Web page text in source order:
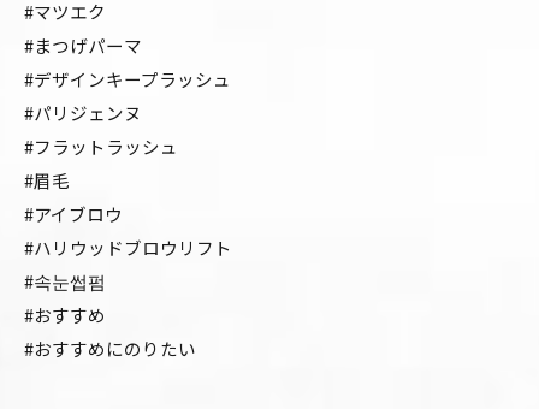
#マツエク
#まつげパーマ
#デザインキープラッシュ
#パリジェンヌ
#フラットラッシュ
#眉毛
#アイブロウ
#ハリウッドブロウリフト
#속눈썹펌
#おすすめ
#おすすめにのりたい